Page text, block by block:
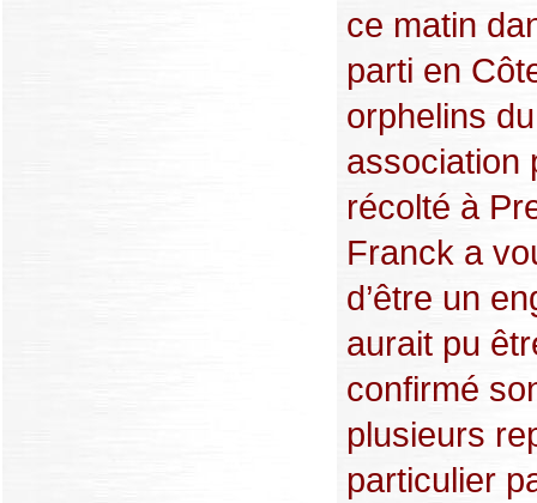
ce matin
parti en
orphelins
association
récolté à
Franck a
d’être un
aurait pu
confirmé
plusieurs
particulier